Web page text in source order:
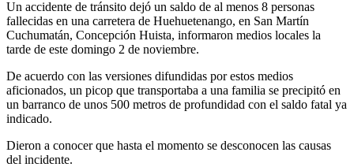
Un accidente de tránsito dejó un saldo de al menos 8 personas
fallecidas en una carretera de Huehuetenango, en San Martín
Cuchumatán, Concepción Huista, informaron medios locales la
tarde de este domingo 2 de noviembre.
De acuerdo con las versiones difundidas por estos medios
aficionados, un picop que transportaba a una familia se precipitó en
un barranco de unos 500 metros de profundidad con el saldo fatal ya
indicado.
Dieron a conocer que hasta el momento se desconocen las causas
del incidente.